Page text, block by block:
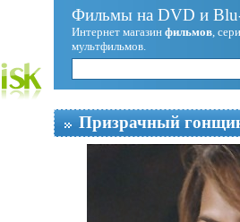
Фильмы на DVD и
Интернет магазин фильмов,
мультфильмов.
Призрачный